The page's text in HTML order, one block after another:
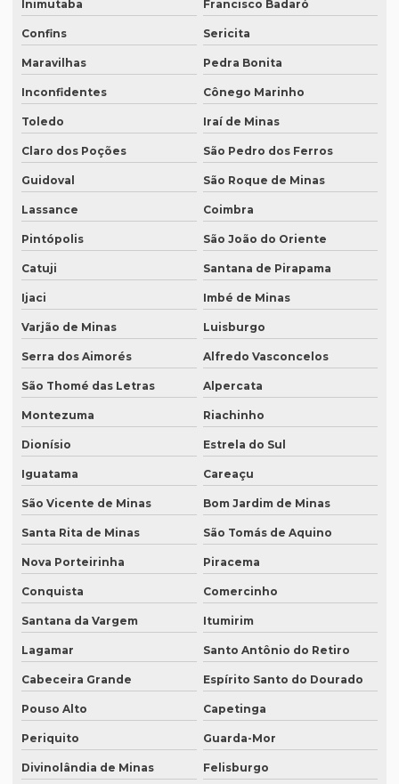
Revisão de teses e dissertações
Revisão de texto acadêmico preço
Revisão de textos academicos
Revisão de textos em alemão
Revisão de textos em árabe
Revisão de textos em coreano
Revisão de textos em espanhol
Revisão de textos em francês
Revisão de textos em inglês
Revisão de textos em japonês
Revisão de textos jurídicos
Revisão de textos em mandarim
Revisão de trabalhos acadêmicos
Serviço de degravação de audio
Serviço de degravação de áudio em texto
Serviço de degravação em espanhol
Serviço de intérprete inglês espanhol
Serviço de intérpretes de idiomas
Serviço de legendagem
Serviço de legendagem de vídeos
Serviço de revisão de artigos científicos
Inimutaba Francisco Badaró
Confins Sericita
Maravilhas Pedra Bonita
Inconfidentes Cônego Marinho
Toledo Iraí de Minas
Claro dos Poções São Pedro dos Ferros
Guidoval São Roque de Minas
Lassance Coimbra
Pintópolis São João do Oriente
Catuji Santana de Pirapama
Ijaci Imbé de Minas
Varjão de Minas Luisburgo
Serra dos Aimorés Alfredo Vasconcelos
São Thomé das Letras Alpercata
Montezuma Riachinho
Dionísio Estrela do Sul
Iguatama Careaçu
São Vicente de Minas Bom Jardim de Minas
Santa Rita de Minas São Tomás de Aquino
Nova Porteirinha Piracema
Conquista Comercinho
Santana da Vargem Itumirim
Lagamar Santo Antônio do Retiro
Cabeceira Grande Espírito Santo do Dourado
Pouso Alto Capetinga
Periquito Guarda-Mor
Divinolândia de Minas Felisburgo